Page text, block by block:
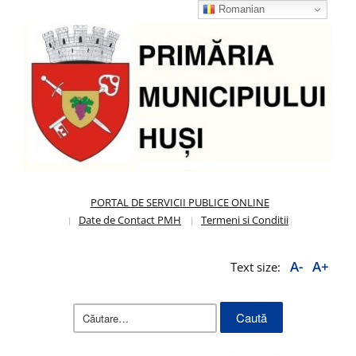
PORTAL DE SERVICII PUBLICE ONLINE
Date de Contact PMH
Termeni si Conditii
Text size: A- A+
Caută
Romanian